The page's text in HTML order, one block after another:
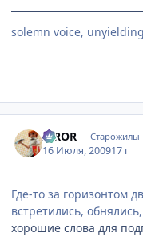
solemn voice,
IRROR Старожилы
16 Июля, 200917 г
Где-то за горизонтом
встретились,
хорошие слова для